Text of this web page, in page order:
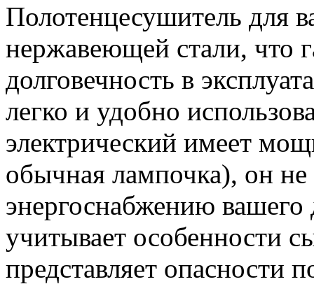
Полотенцесушитель для
нержавеющей стали, что
долговечность в
легко и удобно
электрический имеет
обычная лампочка), он не
энергоснабжению
учитывает особенности
представляет опасности